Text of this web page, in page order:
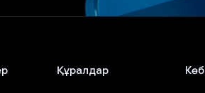
Құралдар